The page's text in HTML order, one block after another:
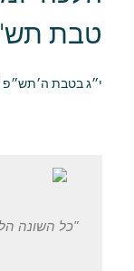
טבת
י״ג בטבת ה׳תש״פ (ינואר
"כל השונה